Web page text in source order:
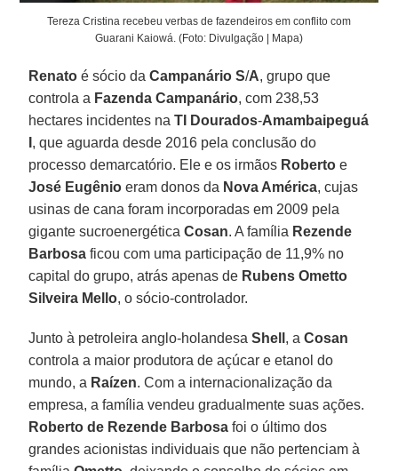
Tereza Cristina recebeu verbas de fazendeiros em conflito com
Guarani Kaiowá. (Foto: Divulgação | Mapa)
Renato é sócio daCampanário S/A, grupo que
controla a Fazenda Campanário, com 238,53
hectares incidentes naTI Dourados-Amambaipeguá
, que aguarda desde 2016 pela conclusão do
processo demarcatório. Ele e os irmãos Roberto e
José Eugênio eram donos da Nova América, cujas
usinas de cana foram incorporadas em 2009 pela
gigante sucroenergética Cosan. A família Rezende
Barbosa ficou com uma participação de 11,9% no
capital do grupo, atrás apenas de Rubens Ometto
Silveira Mello, o sócio-controlador.
Junto à petroleira anglo-holandesaShell , aCosan
controla a maior produtora de açúcar e etanol do
mundo, a Raízen. Com a internacionalização da
empresa, a família vendeu gradualmente suas ações.
Roberto de Rezende Barbosa foi o último dos
grandes acionistas individuais que não pertenciam à